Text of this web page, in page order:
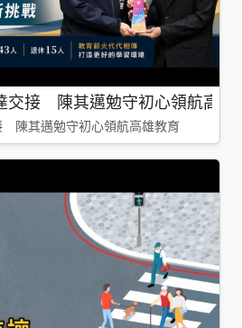
交接 陳其邁勉守初心領航高雄
陳其邁勉守初心領航高雄教育